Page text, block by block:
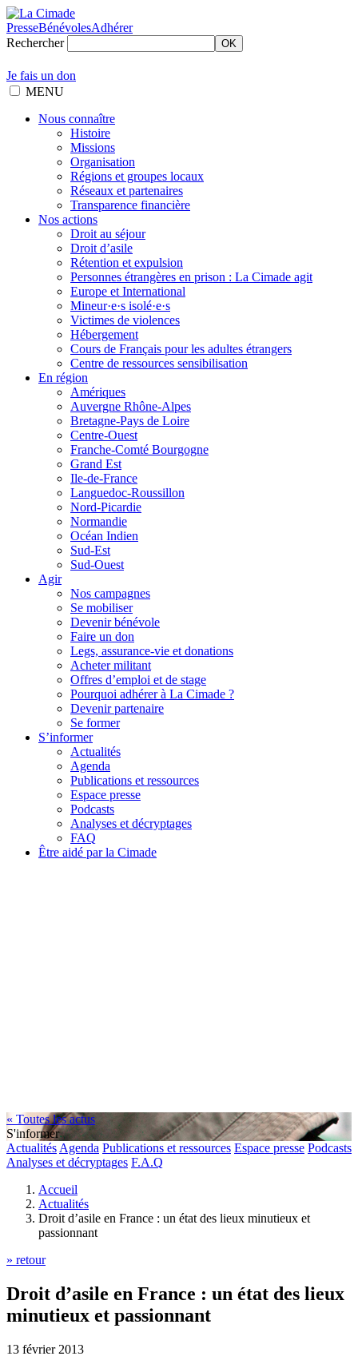
PresseBénévolesAdhérer
Rechercher
OK
Je fais un don
MENU
Nous connaître
Histoire
Missions
Organisation
Régions et groupes locaux
Réseaux et partenaires
Transparence financière
Nos actions
Droit au séjour
Droit d’asile
Rétention et expulsion
Personnes étrangères en prison : La Cimade agit
Europe et International
Mineur·e·s isolé·e·s
Victimes de violences
Hébergement
Cours de Français pour les adultes étrangers
Centre de ressources sensibilisation
En région
Amériques
Auvergne Rhône-Alpes
Bretagne-Pays de Loire
Centre-Ouest
Franche-Comté Bourgogne
Grand Est
Ile-de-France
Languedoc-Roussillon
Nord-Picardie
Normandie
Océan Indien
Sud-Est
Sud-Ouest
Agir
Nos campagnes
Se mobiliser
Devenir bénévole
Faire un don
Legs, assurance-vie et donations
Acheter militant
Offres d’emploi et de stage
Pourquoi adhérer à La Cimade ?
Devenir partenaire
Se former
S’informer
Actualités
Agenda
Publications et ressources
Espace presse
Podcasts
Analyses et décryptages
FAQ
Être aidé par la Cimade
« Toutes les actus
S'informer
Actualités Agenda Publications et ressources Espace presse Podcasts
Analyses et décryptages F.A.Q
Accueil
Actualités
Droit d’asile en France : un état des lieux minutieux et
passionnant
» retour
Droit d’asile en France : un état des lieux
minutieux et passionnant
13 février 2013